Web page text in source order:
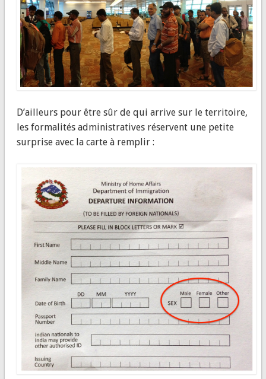
D’ailleurs pour être sûr de qui arrive sur le territoire,
les formalités administratives réservent une petite
surprise avec la carte à remplir :